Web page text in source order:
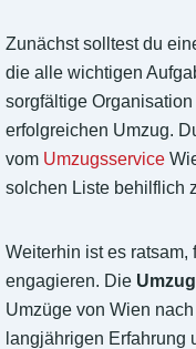
Zunächst solltest du
die alle wichtigen
sorgfältige
erfolgreichen Umzug.
vom Umzugsservice
solchen Liste behilflich
Weiterhin ist es ratsam,
engagieren. Die
Umzüge von Wien
langjährigen Erfahrung